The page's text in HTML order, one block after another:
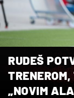
RUDEŠ
„NOVIM